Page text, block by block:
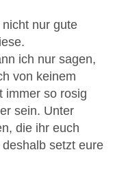
nur gute
ich nur sagen,
von keinem
immer so rosig
sein. Unter
die ihr euch
setzt eure